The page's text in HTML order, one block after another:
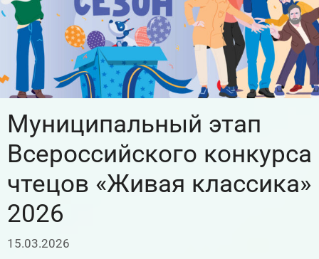
Муниципальный этап
Всероссийского конкурса
чтецов «Живая классика»
2026
15.03.2026